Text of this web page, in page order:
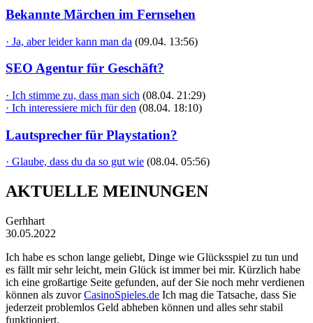
Bekannte Märchen im Fernsehen
· Ja, aber leider kann man da (09.04. 13:56)
SEO Agentur für Geschäft?
· Ich stimme zu, dass man sich (08.04. 21:29)
· Ich interessiere mich für den (08.04. 18:10)
Lautsprecher für Playstation?
· Glaube, dass du da so gut wie (08.04. 05:56)
AKTUELLE MEINUNGEN
Gerhhart
30.05.2022
Ich habe es schon lange geliebt, Dinge wie Glücksspiel zu tun und
es fällt mir sehr leicht, mein Glück ist immer bei mir. Kürzlich habe
ich eine großartige Seite gefunden, auf der Sie noch mehr verdienen
können als zuvorCasinoSpieles.de Ich mag die Tatsache, dass Sie
jederzeit problemlos Geld abheben können und alles sehr stabil
funktioniert.